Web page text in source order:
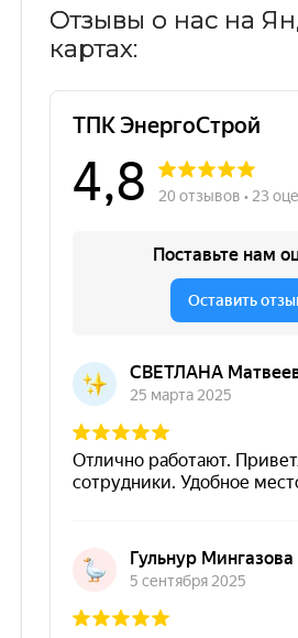
Отзывы о нас на
картах: